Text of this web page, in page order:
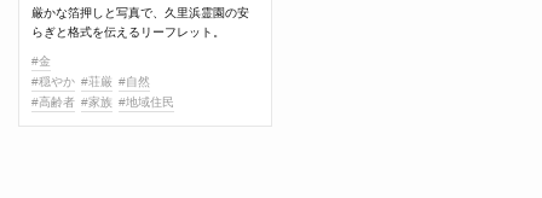
厳かな箔押しと写真で、久里浜霊園の安
らぎと格式を伝えるリーフレット。
#金
#穏やか #荘厳 #自然
#高齢者 #家族 #地域住民